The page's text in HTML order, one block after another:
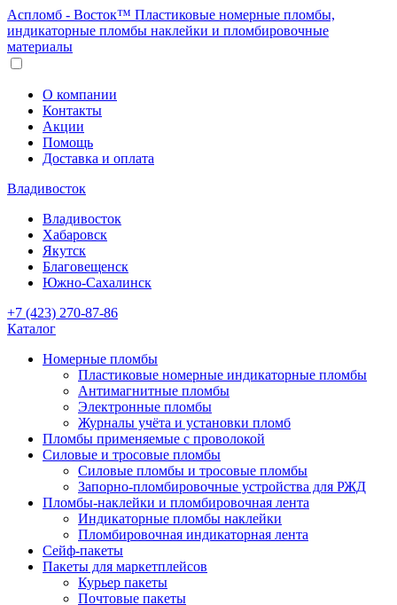
Аспломб - Восток™ Пластиковые номерные пломбы,
индикаторные пломбы наклейки и пломбировочные
материалы
О компании
Контакты
Акции
Помощь
Доставка и оплата
Владивосток
Владивосток
Хабаровск
Якутск
Благовещенск
Южно-Сахалинск
+7 (423) 270-87-86
Каталог
Номерные пломбы
Пластиковые номерные индикаторные пломбы
Антимагнитные пломбы
Электронные пломбы
Журналы учёта и установки пломб
Пломбы применяемые с проволокой
Силовые и тросовые пломбы
Силовые пломбы и тросовые пломбы
Запорно-пломбировочные устройства для РЖД
Пломбы-наклейки и пломбировочная лента
Индикаторные пломбы наклейки
Пломбировочная индикаторная лента
Сейф-пакеты
Пакеты для маркетплейсов
Курьер пакеты
Почтовые пакеты